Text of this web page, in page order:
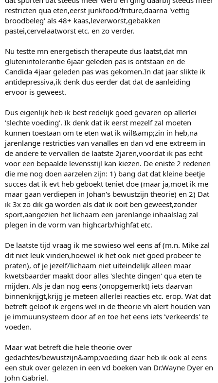
restricten qua eten,eerst junkfood/friture,daarna 'vettig
broodbeleg' als 48+ kaas,leverworst,gebakken
pastei,cervelaatworst etc. en zo verder.
Nu testte mn energetisch therapeute dus laatst,dat mn
glutenintolerantie 6jaar geleden pas is ontstaan en de
Candida 4jaar geleden pas was gekomen.In dat jaar slikte ik
antidepressiva,ik denk dus eerder dat dat de aanleiding
ervoor is geweest.
Dus eigenlijk heb ik best redelijk goed gevaren op allerlei
'slechte voeding'. Ik denk dat ik eerst mezelf zal moeten
kunnen toestaan om te eten wat ik wil&amp;zin in heb,na
jarenlange restricties van vanalles en dan vd ene extreem in
de andere te vervallen de laatste 2jaren,voordat ik pas echt
voor een bepaalde levensstijl kan kiezen. De eniste 2 redenen
die me nog doen aarzelen zijn: 1) bang dat dat kleine beetje
succes dat ik evt heb geboekt teniet doe (maar ja,moet ik me
maar gaan verdiepen in Johan's bewustzijn theorie) en 2) Dat
ik 3x zo dik ga worden als dat ik ooit ben geweest,zonder
sport,aangezien het lichaam een jarenlange inhaalslag zal
plegen in de vorm van highcarb/highfat etc.
De laatste tijd vraag ik me sowieso wel eens af (m.n. Mike zal
dit niet leuk vinden,hoewel ik het ook niet goed probeer te
praten), of je jezelf/lichaam niet uiteindelijk alleen maar
kwetsbaarder maakt door alles 'slechte dingen' qua eten te
mijden. Als je dan nog eens (onopgemerkt) iets daarvan
binnenkrijgt,krijg je meteen allerlei reacties etc. erop. Wat dat
betreft geloof ik ergens wel in de theorie vh alert houden van
je immuunsysteem door af en toe het eens iets 'verkeerds' te
voeden.
Maar wat betreft die hele theorie over
gedachtes/bewustzijn&amp;voeding daar heb ik ook al eens
een stuk over gelezen in een vd boeken van Dr.Wayne Dyer en
John Gabriel.